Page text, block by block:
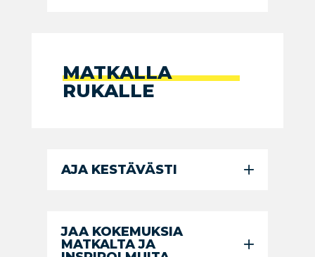
MATKALLA
RUKALLE
AJA KESTÄVÄSTI
JAA KOKEMUKSIA
MATKALTA JA